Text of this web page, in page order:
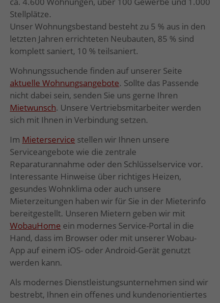
Stellplätze.
Unser Wohnungsbestand besteht zu 5 % aus in den
letzten Jahren errichteten Neubauten, 85 % sind
komplett saniert, 10 % teilsaniert.
Wohnungssuchende finden auf unserer Seite
aktuelle Wohnungsangebote. Sollte das Passende
nicht dabei sein, senden Sie uns gerne Ihren
Mietwunsch. Unsere Vertriebsmitarbeiter werden
sich mit Ihnen in Verbindung setzen.
Im Mieterservice stellen wir Ihnen unsere
Serviceangebote wie die zentrale
Reparaturannahme oder den Schlüsselservice vor.
Interessante Hinweise über richtiges Heizen,
gesundes Wohnklima oder auch unsere
Mieterzeitungen haben wir für Sie in der Mieterinfo
bereitgestellt. Unseren Mietern geben wir mit
WobauHome ein modernes Service-Portal in die
Hand, dass im Browser oder mit unserer Wobau-
App auf einem iOS- oder Android-Gerät genutzt
werden kann.
Als modernes Dienstleistungsunternehmen sind wir
bestrebt, Ihnen ein offenes und kundenorientiertes